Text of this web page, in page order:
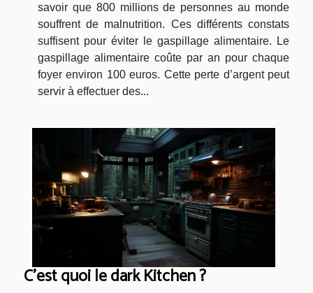
savoir que 800 millions de personnes au monde
souffrent de malnutrition. Ces différents constats
suffisent pour éviter le gaspillage alimentaire. Le
gaspillage alimentaire coûte par an pour chaque
foyer environ 100 euros. Cette perte d’argent peut
servir à effectuer des...
C’est quoi le dark Kitchen ?